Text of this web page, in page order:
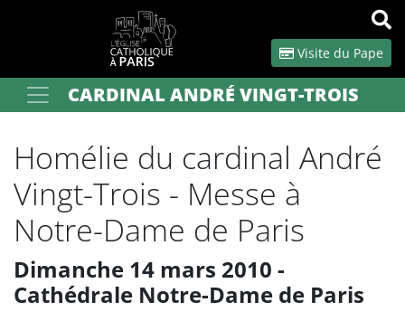
Visite du Pape
Votre recherche OK
CARDINAL ANDRÉ VINGT-TROIS
Homélie du cardinal André
Vingt-Trois - Messe à
Notre-Dame de Paris
Dimanche 14 mars 2010 -
Cathédrale Notre-Dame de Paris
Panneau de gestion des cookies